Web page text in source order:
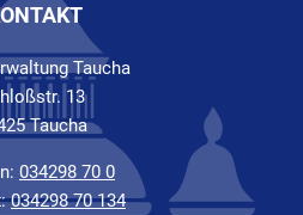
Taucha
13
Taucha
034298 70 0
034298 70 134